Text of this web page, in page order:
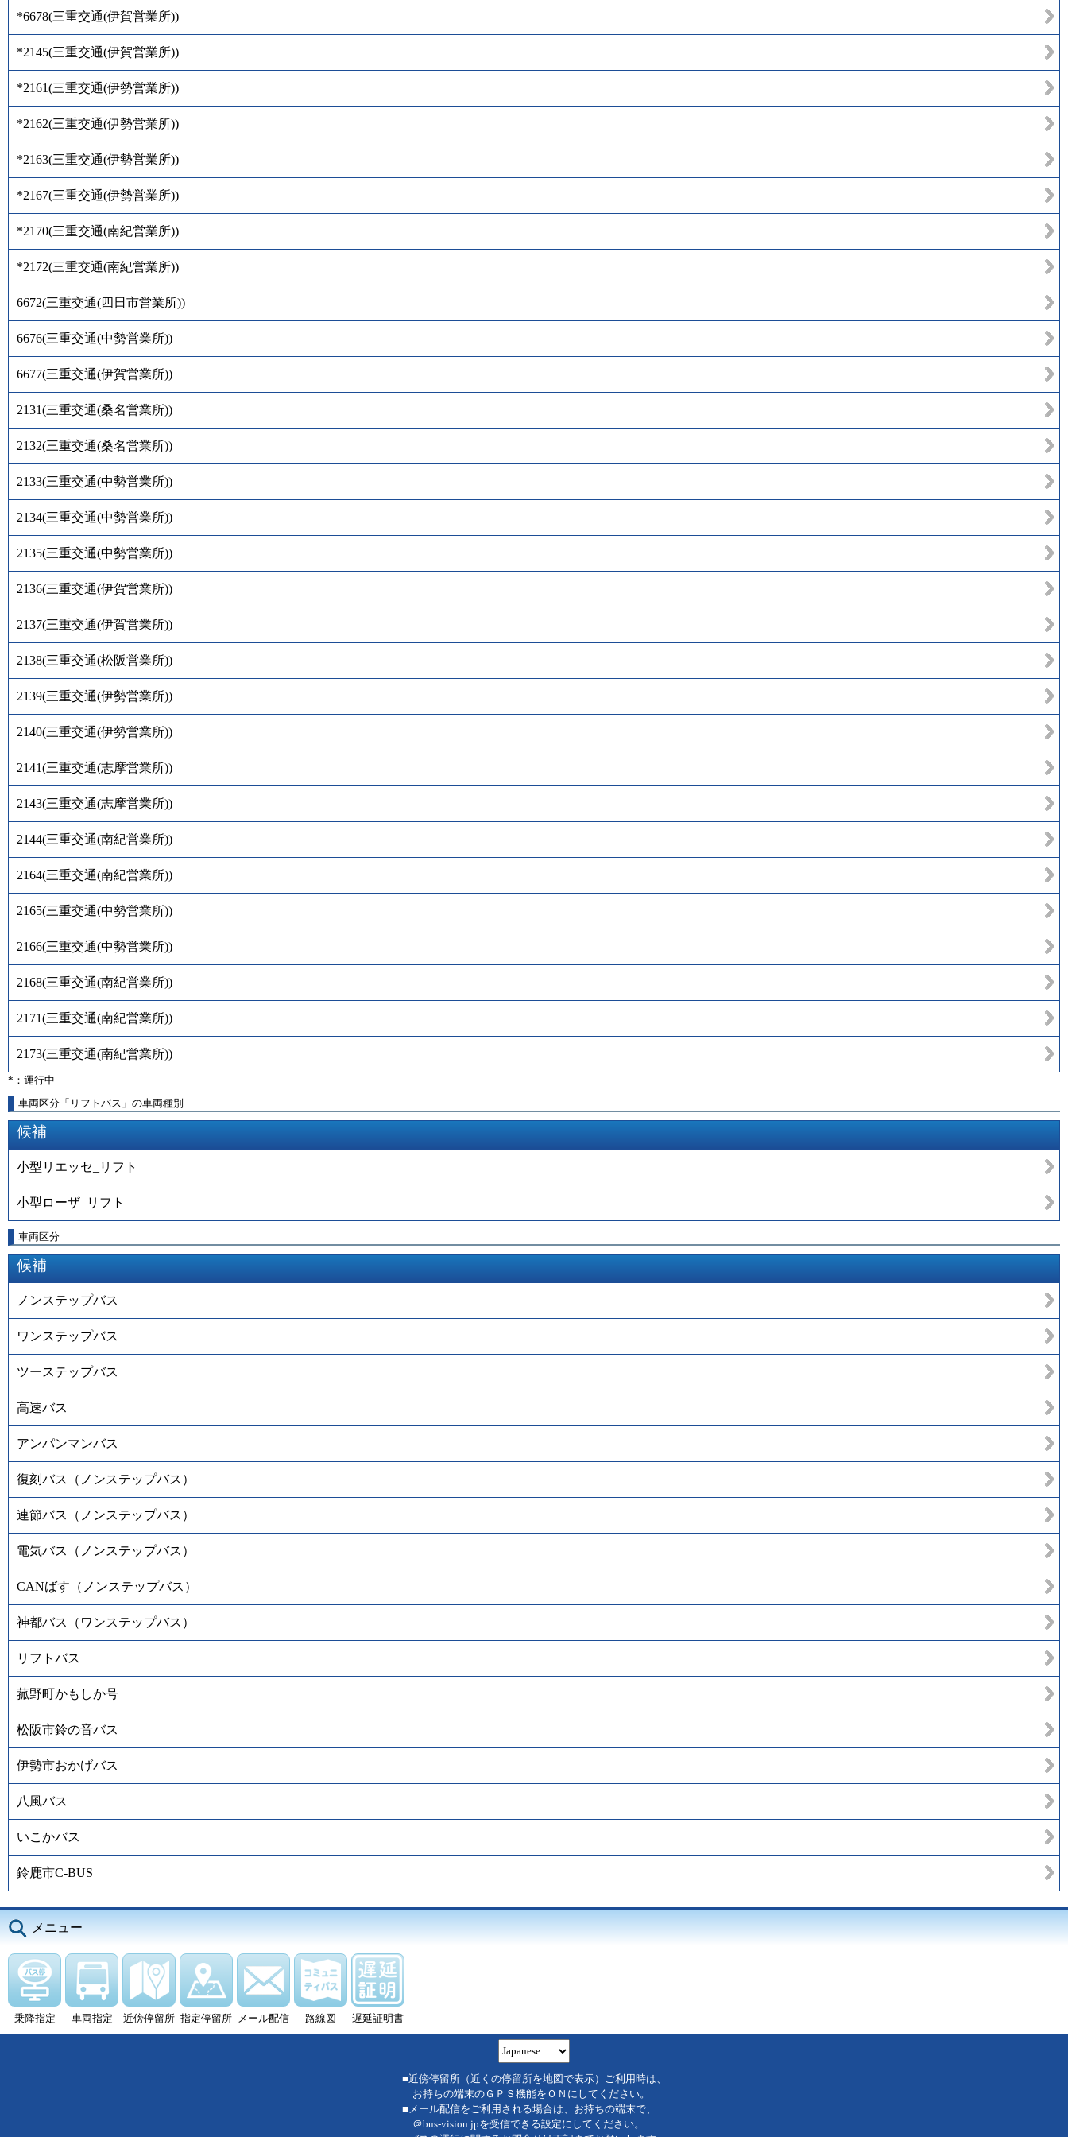
*6678(三重交通(伊賀営業所))
*2145(三重交通(伊賀営業所))
*2161(三重交通(伊勢営業所))
*2162(三重交通(伊勢営業所))
*2163(三重交通(伊勢営業所))
*2167(三重交通(伊勢営業所))
*2170(三重交通(南紀営業所))
*2172(三重交通(南紀営業所))
6672(三重交通(四日市営業所))
6676(三重交通(中勢営業所))
6677(三重交通(伊賀営業所))
2131(三重交通(桑名営業所))
2132(三重交通(桑名営業所))
2133(三重交通(中勢営業所))
2134(三重交通(中勢営業所))
2135(三重交通(中勢営業所))
2136(三重交通(伊賀営業所))
2137(三重交通(伊賀営業所))
2138(三重交通(松阪営業所))
2139(三重交通(伊勢営業所))
2140(三重交通(伊勢営業所))
2141(三重交通(志摩営業所))
2143(三重交通(志摩営業所))
2144(三重交通(南紀営業所))
2164(三重交通(南紀営業所))
2165(三重交通(中勢営業所))
2166(三重交通(中勢営業所))
2168(三重交通(南紀営業所))
2171(三重交通(南紀営業所))
2173(三重交通(南紀営業所))
*：運行中
車両区分「リフトバス」の車両種別
候補
小型リエッセ_リフト
小型ローザ_リフト
車両区分
候補
ノンステップバス
ワンステップバス
ツーステップバス
高速バス
アンパンマンバス
復刻バス（ノンステップバス）
連節バス（ノンステップバス）
電気バス（ノンステップバス）
CANばす（ノンステップバス）
神都バス（ワンステップバス）
リフトバス
菰野町かもしか号
松阪市鈴の音バス
伊勢市おかげバス
八風バス
いこかバス
鈴鹿市C-BUS
メニュー
乗降指定 車両指定 近傍停留所 指定停留所 メール配信 路線図 遅延証明書
■近傍停留所（近くの停留所を地図で表示）ご利用時は、
お持ちの端末のＧＰＳ機能をＯＮにしてください。
■メール配信をご利用される場合は、お持ちの端末で、
＠bus-vision.jpを受信できる設定にしてください。